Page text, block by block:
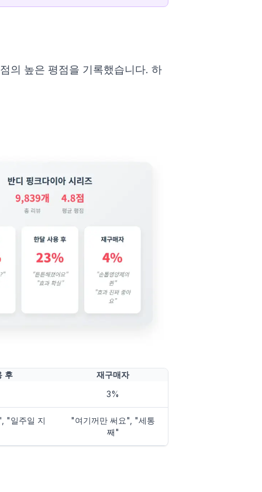
의 높은 평점을 기록했습니다. 하
후
재구매자
3%
"일주일 지
"여기꺼만 써요", "세통
째"